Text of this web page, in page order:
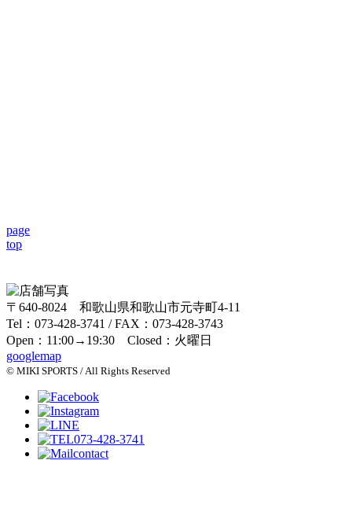
page
top
〒640-8024 和歌山県和歌山市元寺町4-11
Tel：073-428-3741 / FAX：073-428-3743
Open：11:00→19:30 Closed：火曜日
googlemap
© MIKI SPORTS / All Rights Reserved
073-428-3741
contact